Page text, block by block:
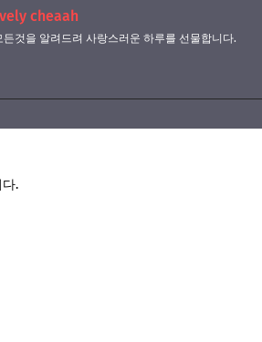
cheaah
든것을 알려드려 사랑스러운 하루를 선물합니다.
.